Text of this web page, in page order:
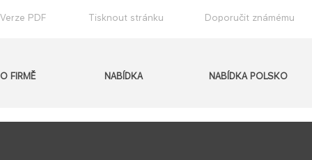
Verze PDF Tisknout stránku Doporučit známému
O FIRMĚ NABÍDKA NABÍDKA POLSKO